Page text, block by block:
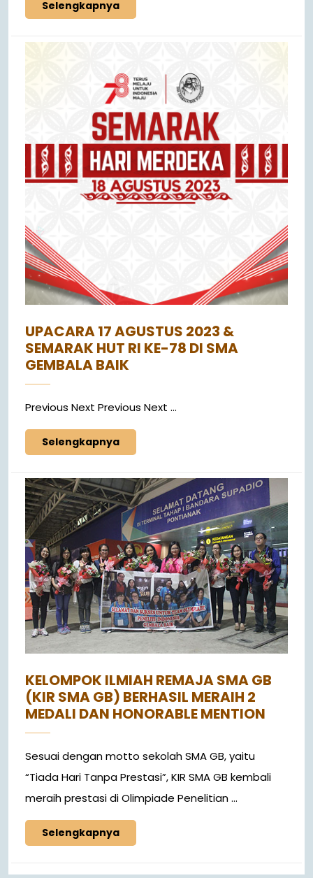
Selengkapnya
UPACARA 17 AGUSTUS 2023 &
SEMARAK HUT RI KE-78 DI SMA
GEMBALA BAIK
Previous Next Previous Next ...
Selengkapnya
KELOMPOK ILMIAH REMAJA SMA GB
(KIR SMA GB) BERHASIL MERAIH 2
MEDALI DAN HONORABLE MENTION
Sesuai dengan motto sekolah SMA GB, yaitu
“Tiada Hari Tanpa Prestasi”, KIR SMA GB kembali
meraih prestasi di Olimpiade Penelitian ...
Selengkapnya